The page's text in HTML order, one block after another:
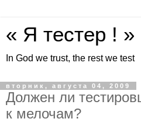
« Я тестер ! »
In God we trust, the rest we test
вторник, августа 04, 2009
Должен ли
к мелочам?